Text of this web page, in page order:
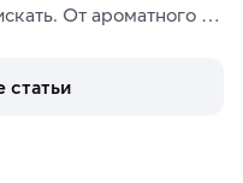
От ароматного
близким или себе на
статьи